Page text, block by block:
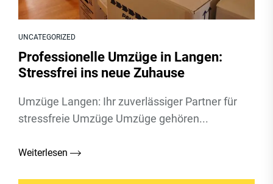
UNCATEGORIZED
Professionelle Umzüge in Langen:
Stressfrei ins neue Zuhause
Umzüge Langen: Ihr zuverlässiger Partner für
stressfreie Umzüge Umzüge gehören...
Weiterlesen